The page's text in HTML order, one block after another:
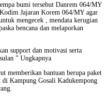
bumi tersebut Danrem 064/MY
Jajaran Korem 064/MY agar
mengecek , mendata kerugian
bencana dan melaporkan
support dan motivasi serta
” Ungkapnya
memberikan bantuan berupa paket
di Kampung Gosali Kadukempong